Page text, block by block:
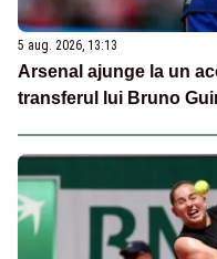
5 aug. 2026, 13:13
Arsenal ajunge la un
transferul lui Bruno